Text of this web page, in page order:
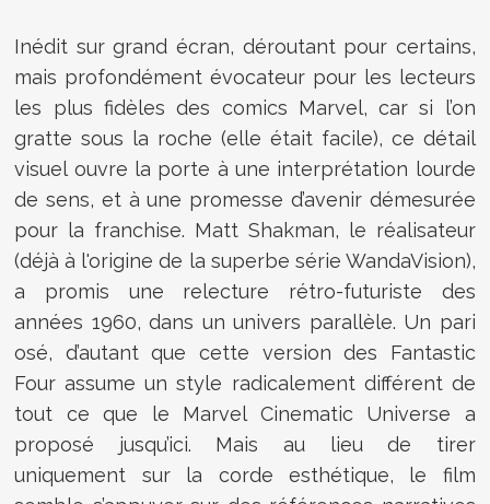
Inédit sur grand écran, déroutant pour certains,
mais profondément évocateur pour les lecteurs
les plus fidèles des comics Marvel, car si l’on
gratte sous la roche (elle était facile), ce détail
visuel ouvre la porte à une interprétation lourde
de sens, et à une promesse d’avenir démesurée
pour la franchise. Matt Shakman, le réalisateur
(déjà à l'origine de la superbe série WandaVision),
a promis une relecture rétro-futuriste des
années 1960, dans un univers parallèle. Un pari
osé, d’autant que cette version des Fantastic
Four assume un style radicalement différent de
tout ce que le Marvel Cinematic Universe a
proposé jusqu’ici. Mais au lieu de tirer
uniquement sur la corde esthétique, le film